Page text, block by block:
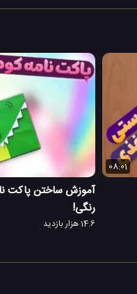
08:01
آموزش ساختن پاکت
رنگی!
14.6 هزار بازدید